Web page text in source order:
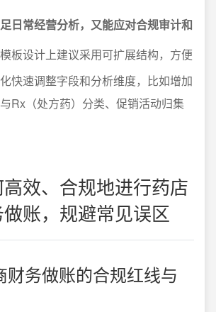
日常经营分析，又能应对合规审计和
模板设计上建议采用可扩展结构，方便
快速调整字段和分析维度，比如增加
Rx（处方药）分类、促销活动归集
效、合规地进行药店
账，规避常见误区
财务做账的合规红线与